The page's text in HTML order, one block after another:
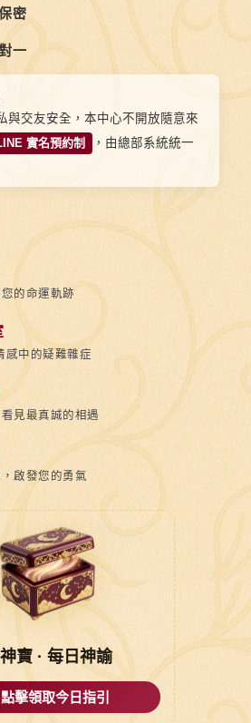
密
一
與交友安全，本中心不開放隨意來
實名預約制
，由總部系統統一
的命運軌跡
感中的疑難雜症
見最真誠的相遇
啟發您的勇氣
寶 · 每日神諭
點擊領取今日指引